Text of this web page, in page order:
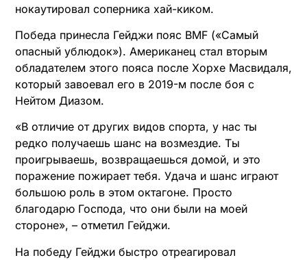
нокаутировал соперника хай-киком.
Победа принесла Гейджи пояс BMF («Самый
опасный ублюдок»). Американец стал вторым
обладателем этого пояса после Хорхе Масвидаля,
который завоевал его в 2019-м после боя с
Нейтом Диазом.
«В отличие от других видов спорта, у нас ты
редко получаешь шанс на возмездие. Ты
проигрываешь, возвращаешься домой, и это
поражение пожирает тебя. Удача и шанс играют
большою роль в этом октагоне. Просто
благодарю Господа, что они были на моей
стороне», – отметил Гейджи.
На победу Гейджи быстро отреагировал